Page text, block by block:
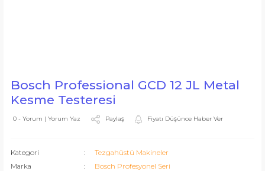
Bosch Professional GCD 12 JL Metal
Kesme Testeresi
0 - Yorum | Yorum Yaz Paylaş Fiyatı Düşünce Haber Ver
Kategori
Tezgahüstü Makineler
Marka
Bosch Profesyonel Seri